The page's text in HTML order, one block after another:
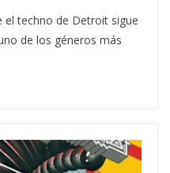
el techno de Detroit sigue
de los géneros más